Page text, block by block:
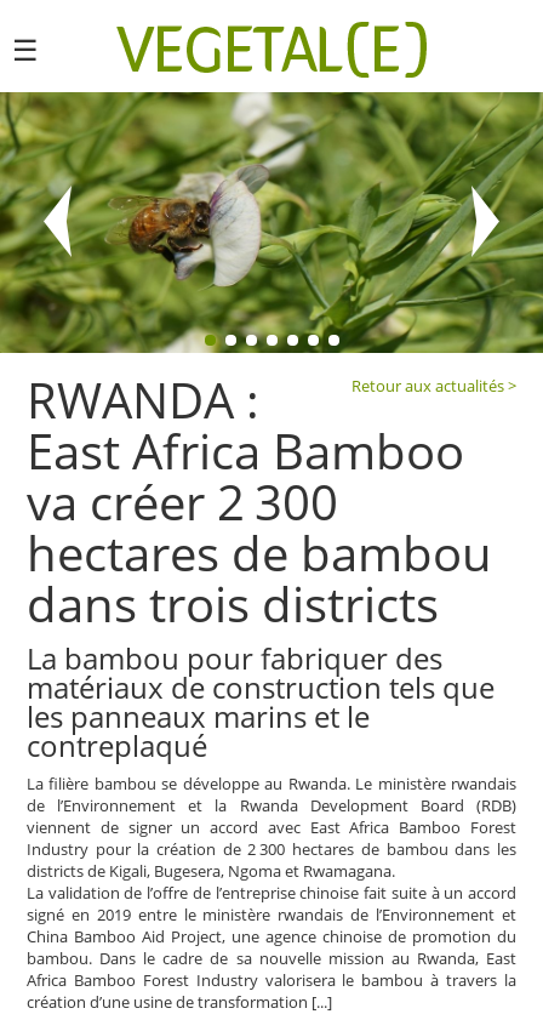
☰
Retour aux actualités >
RWANDA :
East Africa Bamboo
va créer 2 300
hectares de bambou
dans trois districts
La bambou pour fabriquer des
matériaux de construction tels que
les panneaux marins et le
contreplaqué
La filière bambou se développe au Rwanda. Le ministère rwandais
de l’Environnement et la Rwanda Development Board (RDB)
viennent de signer un accord avec East Africa Bamboo Forest
Industry pour la création de 2 300 hectares de bambou dans les
districts de Kigali, Bugesera, Ngoma et Rwamagana.
La validation de l’offre de l’entreprise chinoise fait suite à un accord
signé en 2019 entre le ministère rwandais de l’Environnement et
China Bamboo Aid Project, une agence chinoise de promotion du
bambou. Dans le cadre de sa nouvelle mission au Rwanda, East
Africa Bamboo Forest Industry valorisera le bambou à travers la
création d’une usine de transformation [...]